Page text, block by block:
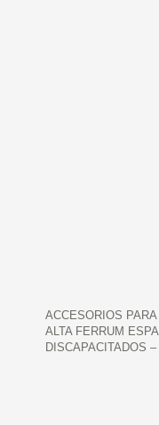
ACCESORIOS
ALTA FERRUM
DISCAPACITADOS